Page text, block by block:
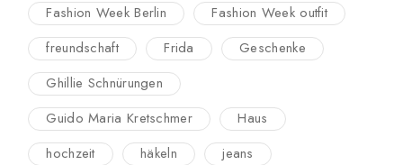
Fashion Week Berlin
Fashion Week outfit
freundschaft
Frida
Geschenke
Ghillie Schnürungen
Guido Maria Kretschmer
Haus
hochzeit
häkeln
jeans